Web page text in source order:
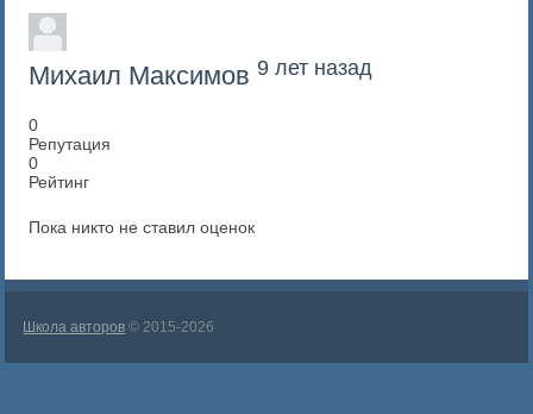
Михаил Максимов 9 лет назад
0
Репутация
0
Рейтинг
Пока никто не ставил оценок
Школа авторов © 2015-2026